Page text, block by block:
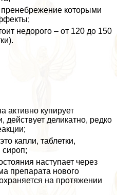
которыми
недорого – от 120 до 150
активно купирует
действует деликатно, редко
капли, таблетки,
сироп;
наступает через
препарата нового
на протяжении